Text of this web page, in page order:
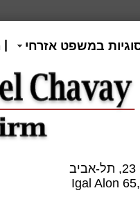
במשפט אזרחי
Igal Alon